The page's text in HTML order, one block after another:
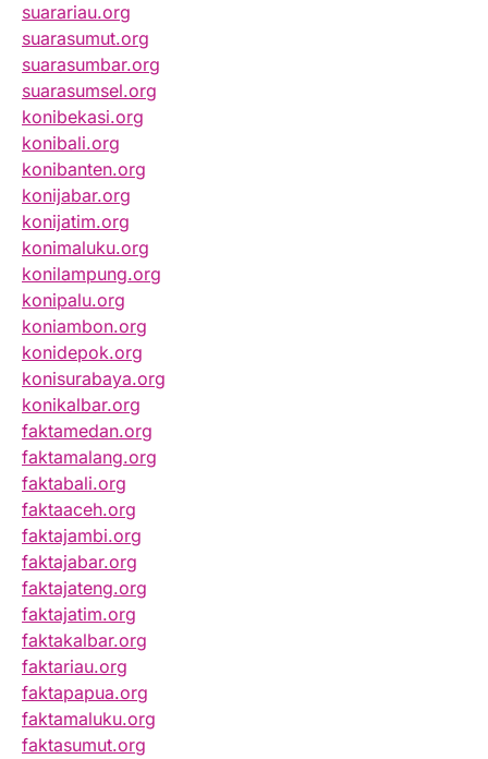
suarariau.org
suarasumut.org
suarasumbar.org
suarasumsel.org
konibekasi.org
konibali.org
konibanten.org
konijabar.org
konijatim.org
konimaluku.org
konilampung.org
konipalu.org
koniambon.org
konidepok.org
konisurabaya.org
konikalbar.org
faktamedan.org
faktamalang.org
faktabali.org
faktaaceh.org
faktajambi.org
faktajabar.org
faktajateng.org
faktajatim.org
faktakalbar.org
faktariau.org
faktapapua.org
faktamaluku.org
faktasumut.org